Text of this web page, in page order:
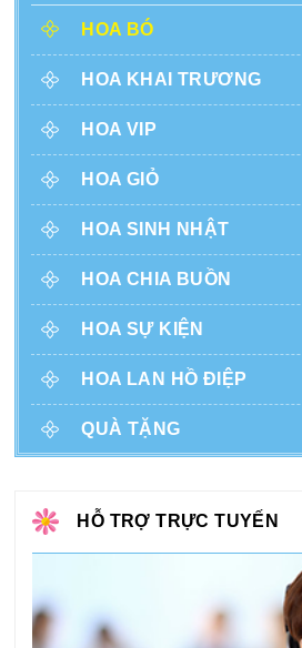
HOA BÓ
HOA KHAI TRƯƠNG
HOA VIP
HOA GIỎ
HOA SINH NHẬT
HOA CHIA BUỒN
HOA SỰ KIỆN
HOA LAN HỒ ĐIỆP
QUÀ TẶNG
HỖ TRỢ TRỰC TUYẾN